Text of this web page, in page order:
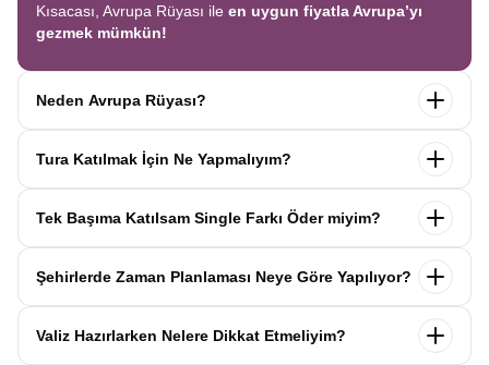
Kısacası, Avrupa Rüyası ile en uygun fiyatla Avrupa’yı
gezmek mümkün!
Neden Avrupa Rüyası?
tek seferde birçok
ülkeyikeşfedin! Ekstra tur ücreti yok, tüm geziler fiyata
ile Avrupa’yı en keyifli şekilde yaşayın.
Tura Katılmak İçin Ne Yapmalıyım?
seyahat sözleşmesinionaylayın.İlk taksitiödediğinizde
Tek Başıma Katılsam Single Farkı Öder miyim?
katıldığınızda1000 Euro’ya varan single farkı
konforlu bir şekilde seyahat edebilirsiniz.
Şehirlerde Zaman Planlaması Neye Göre Yapılıyor?
uzman
operasyon birimimiz tarafından önceden test edilip
en
Valiz Hazırlarken Nelere Dikkat Etmeliyim?